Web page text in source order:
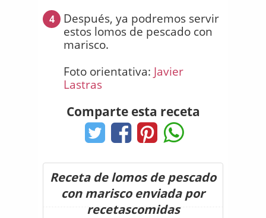
4
Después, ya podremos servir
estos lomos de pescado con
marisco.
Foto orientativa: Javier
Lastras
Comparte esta receta
Receta de lomos de pescado
con marisco enviada por
recetascomidas